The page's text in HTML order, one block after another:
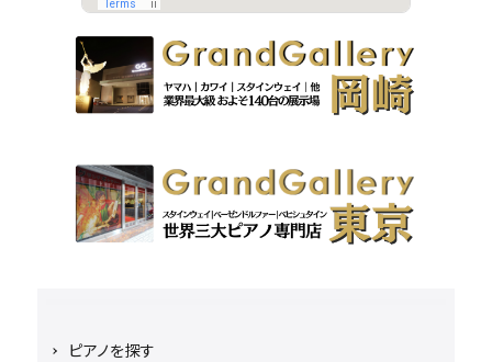
ピアノを探す